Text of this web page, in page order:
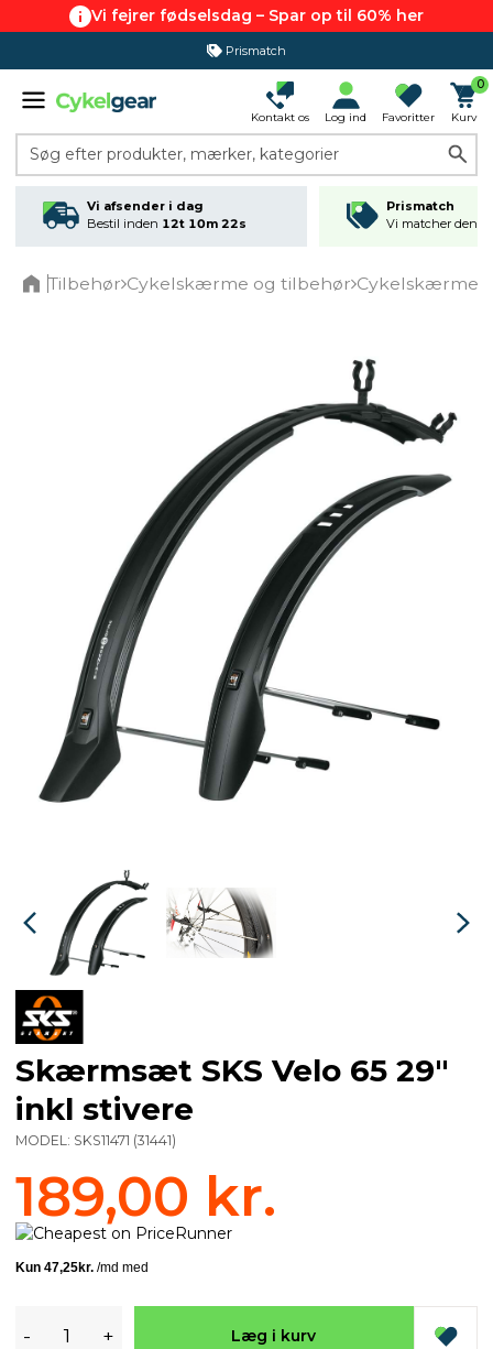
Vi fejrer fødselsdag – Spar op til 60% her
Prismatch
Kontakt os Log ind Favoritter
0
Kurv
Søg efter produkter, mærker, kategorier
Vi afsender i dag
Bestil inden 12t 10m 22s
Prismatch
Vi matcher den
Tilbehør Cykelskærme og tilbehør Cykelskærme
Skærmsæt SKS Velo 65 29"
inkl stivere
MODEL: SKS11471 (31441)
189,00 kr.
- + Læg i kurv